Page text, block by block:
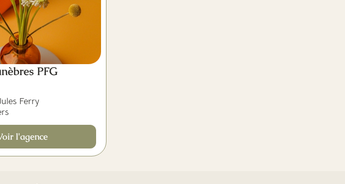
PFG
Ferry
l'agence